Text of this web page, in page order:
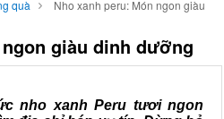
quà
Nho xanh peru: Món ngon giàu
giàu dinh dưỡng
nho xanh Peru tươi ngon